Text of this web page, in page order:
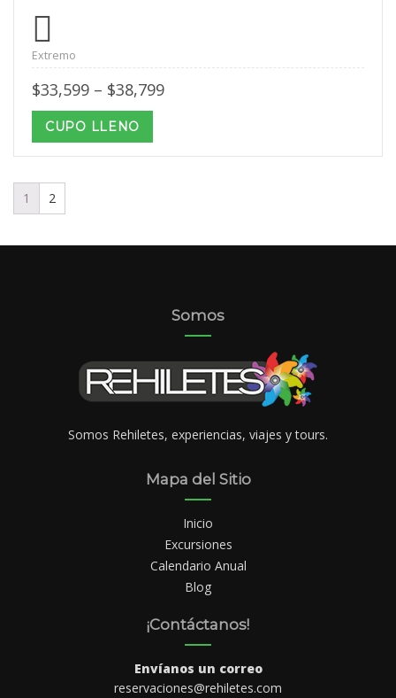
Extremo
$33,599 – $38,799Price
$38,799
CUPO LLENO
1 2
Somos
Somos Rehiletes, experiencias, viajes y tours.
Mapa del Sitio
Inicio
Excursiones
Calendario Anual
Blog
¡Contáctanos!
Envíanos un correo
reservaciones@rehiletes.com